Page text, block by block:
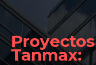
Proyectos
Tanmax: